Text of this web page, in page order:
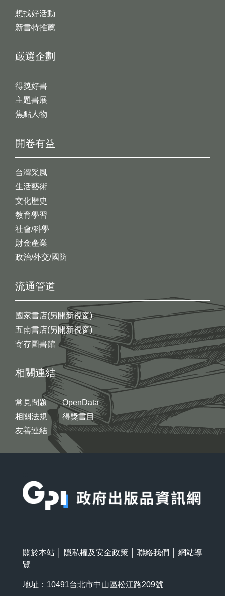
想找好活動
新書特推薦
開卷有益
台灣采風
生活藝術
文化歷史
教育學習
社會/科學
財金產業
政治/外交/國防
嚴選企劃
得獎好書
主題書展
焦點人物
流通管道
國家書店(另開新視窗)
五南書店(另開新視窗)
寄存圖書館
相關連結
常見問題
相關法規
友善連結
OpenData
得獎書目
關於本站 隱私權及安全政策 聯絡我們
網站導
覽
地址：10491台北市中山區松江路209號